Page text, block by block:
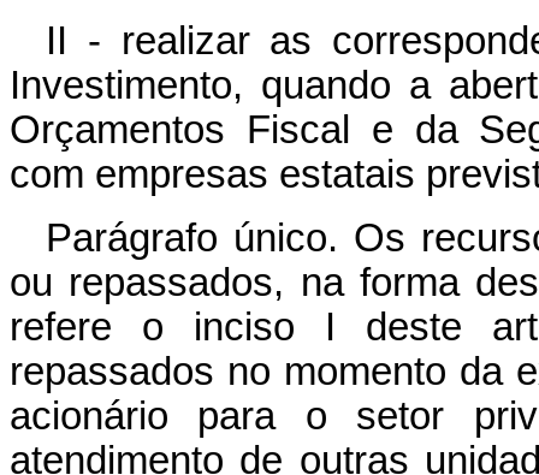
II - realizar as
Investimento, quando a
Orçamentos Fiscal e da
com empresas estatais
Parágrafo único. Os
ou repassados, na forma
refere o inciso I deste
repassados no momento da
acionário para o setor
atendimento de outras